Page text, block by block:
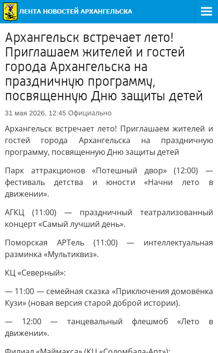
Архангельск встречает лето!
Приглашаем жителей и гостей
города Архангельска на
праздничную программу,
посвященную Дню защиты детей
31 мая 2026, 12:45 Официально
Архангельск встречает лето! Приглашаем жителей и
гостей города Архангельска на праздничную
программу, посвященную Дню защиты детей
Парк аттракционов «Потешный двор» (12:00) —
фестиваль детства и юности «Начни лето в
движении».
АГКЦ (11:00) — праздничный театрализованный
концерт «Самый лучший день».
Поморская АРТель (11:00) — интеллектуальная
разминка «Мультиквиз».
КЦ «Северный»:
— 11:00 — семейная сказка «Приключения домовёнка
Кузи» (новая версия старой доброй истории).
— 12:00 — танцевальный флешмоб «Лето в
движении».